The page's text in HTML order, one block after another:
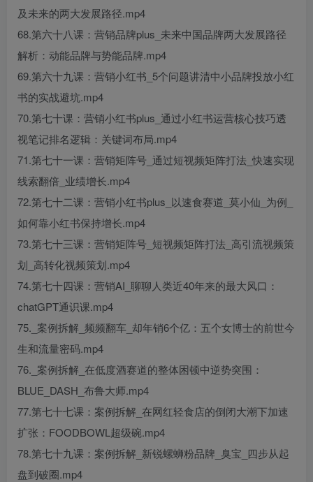
及未来的两大发展路径.mp4
68.第六十八课：营销品牌plus_未来中国品牌两大发展路径
解析：动能品牌与势能品牌.mp4
69.第六十九课：营销小红书_5个问题讲清中小品牌投放小红
书的实战避坑.mp4
70.第七十课：营销小红书plus_通过小红书运营核心技巧透
视笔记排名逻辑：关键词布局.mp4
71.第七十一课：营销矩阵号_通过短视频矩阵打法_快速实现
线索翻倍_业绩增长.mp4
72.第七十二课：营销小红书plus_以速食赛道_莫小仙_为例_
如何靠小红书保持增长.mp4
73.第七十三课：营销矩阵号_短视频矩阵打法_高引流视频策
划_高转化视频策划.mp4
74.第七十四课：营销AI_聊聊人类近40年来的最大风口：
chatGPT通识课.mp4
75._案例拆解_频频翻车_却年销6个亿：五个女博士的前世今
生和流量密码.mp4
76._案例拆解_在低度酒赛道的整体困顿中逆势突围：
BLUE_DASH_布鲁大师.mp4
77.第七十七课：案例拆解_在网红轻食店的倒闭大潮下加速
扩张：FOODBOWL超级碗.mp4
78.第七十九课：案例拆解_新锐螺蛳粉品牌_臭宝_四步从起
盘到破圈.mp4